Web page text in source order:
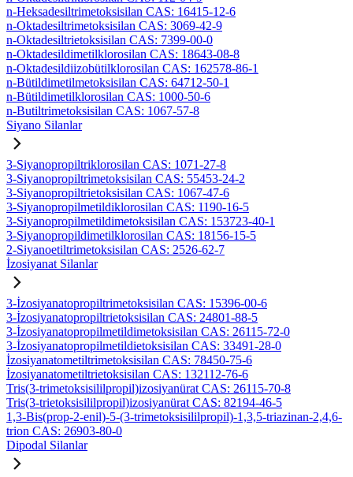
n-Heksadesiltrimetoksisilan CAS: 16415-12-6
n-Oktadesiltrimetoksisilan CAS: 3069-42-9
n-Oktadesiltrietoksisilan CAS: 7399-00-0
n-Oktadesildimetilklorosilan CAS: 18643-08-8
n-Oktadesildiizobütilklorosilan CAS: 162578-86-1
n-Bütildimetilmetoksisilan CAS: 64712-50-1
n-Bütildimetilklorosilan CAS: 1000-50-6
n-Butiltrimetoksisilan CAS: 1067-57-8
Siyano Silanlar
3-Siyanopropiltriklorosilan CAS: 1071-27-8
3-Siyanopropiltrimetoksisilan CAS: 55453-24-2
3-Siyanopropiltrietoksisilan CAS: 1067-47-6
3-Siyanopropilmetildiklorosilan CAS: 1190-16-5
3-Siyanopropilmetildimetoksisilan CAS: 153723-40-1
3-Siyanopropildimetilklorosilan CAS: 18156-15-5
2-Siyanoetiltrimetoksisilan CAS: 2526-62-7
İzosiyanat Silanlar
3-İzosiyanatopropiltrimetoksisilan CAS: 15396-00-6
3-İzosiyanatopropiltrietoksisilan CAS: 24801-88-5
3-İzosiyanatopropilmetildimetoksisilan CAS: 26115-72-0
3-İzosiyanatopropilmetildietoksisilan CAS: 33491-28-0
İzosiyanatometiltrimetoksisilan CAS: 78450-75-6
İzosiyanatometiltrietoksisilan CAS: 132112-76-6
Tris(3-trimetoksisililpropil)izosiyanürat CAS: 26115-70-8
Tris(3-trietoksisililpropil)izosiyanürat CAS: 82194-46-5
1,3-Bis(prop-2-enil)-5-(3-trimetoksisililpropil)-1,3,5-triazinan-2,4,6-
trion CAS: 26903-80-0
Dipodal Silanlar